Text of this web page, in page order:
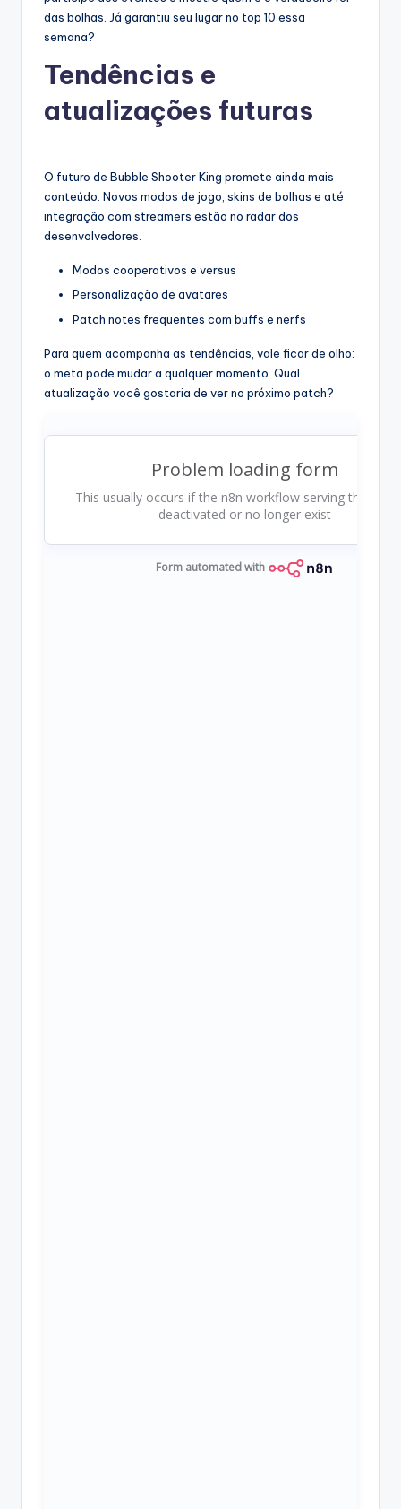
das bolhas. Já garantiu seu lugar no top 10 essa
semana?
Tendências e
atualizações futuras
O futuro de Bubble Shooter King promete ainda mais
conteúdo. Novos modos de jogo, skins de bolhas e até
integração com streamers estão no radar dos
desenvolvedores.
Modos cooperativos e versus
Personalização de avatares
Patch notes frequentes com buffs e nerfs
Para quem acompanha as tendências, vale ficar de olho:
o meta pode mudar a qualquer momento. Qual
atualização você gostaria de ver no próximo patch?